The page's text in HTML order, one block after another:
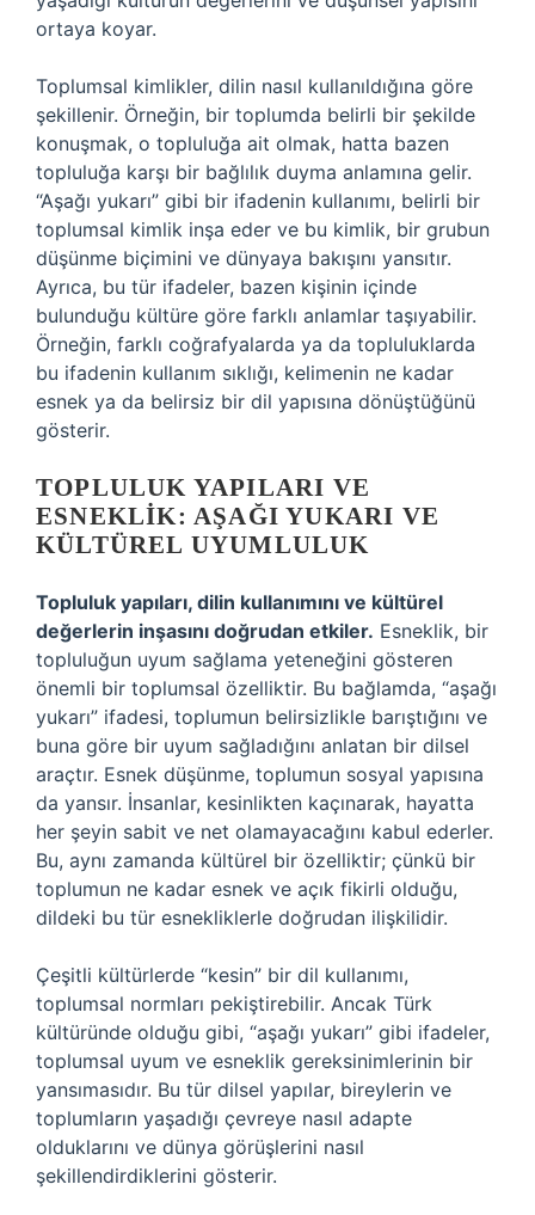
ortaya koyar.
Toplumsal kimlikler, dilin nasıl kullanıldığına göre
şekillenir. Örneğin, bir toplumda belirli bir şekilde
konuşmak, o topluluğa ait olmak, hatta bazen
topluluğa karşı bir bağlılık duyma anlamına gelir.
“Aşağı yukarı” gibi bir ifadenin kullanımı, belirli bir
toplumsal kimlik inşa eder ve bu kimlik, bir grubun
düşünme biçimini ve dünyaya bakışını yansıtır.
Ayrıca, bu tür ifadeler, bazen kişinin içinde
bulunduğu kültüre göre farklı anlamlar taşıyabilir.
Örneğin, farklı coğrafyalarda ya da topluluklarda
bu ifadenin kullanım sıklığı, kelimenin ne kadar
esnek ya da belirsiz bir dil yapısına dönüştüğünü
gösterir.
TOPLULUK YAPILARI VE
ESNEKLIK: AŞAĞI YUKARI VE
KÜLTÜREL UYUMLULUK
Topluluk yapıları, dilin kullanımını ve kültürel
değerlerin inşasını doğrudan etkiler. Esneklik, bir
topluluğun uyum sağlama yeteneğini gösteren
önemli bir toplumsal özelliktir. Bu bağlamda, “aşağı
yukarı” ifadesi, toplumun belirsizlikle barıştığını ve
buna göre bir uyum sağladığını anlatan bir dilsel
araçtır. Esnek düşünme, toplumun sosyal yapısına
da yansır. İnsanlar, kesinlikten kaçınarak, hayatta
her şeyin sabit ve net olamayacağını kabul ederler.
Bu, aynı zamanda kültürel bir özelliktir; çünkü bir
toplumun ne kadar esnek ve açık fikirli olduğu,
dildeki bu tür esnekliklerle doğrudan ilişkilidir.
Çeşitli kültürlerde “kesin” bir dil kullanımı,
toplumsal normları pekiştirebilir. Ancak Türk
kültüründe olduğu gibi, “aşağı yukarı” gibi ifadeler,
toplumsal uyum ve esneklik gereksinimlerinin bir
yansımasıdır. Bu tür dilsel yapılar, bireylerin ve
toplumların yaşadığı çevreye nasıl adapte
olduklarını ve dünya görüşlerini nasıl
şekillendirdiklerini gösterir.